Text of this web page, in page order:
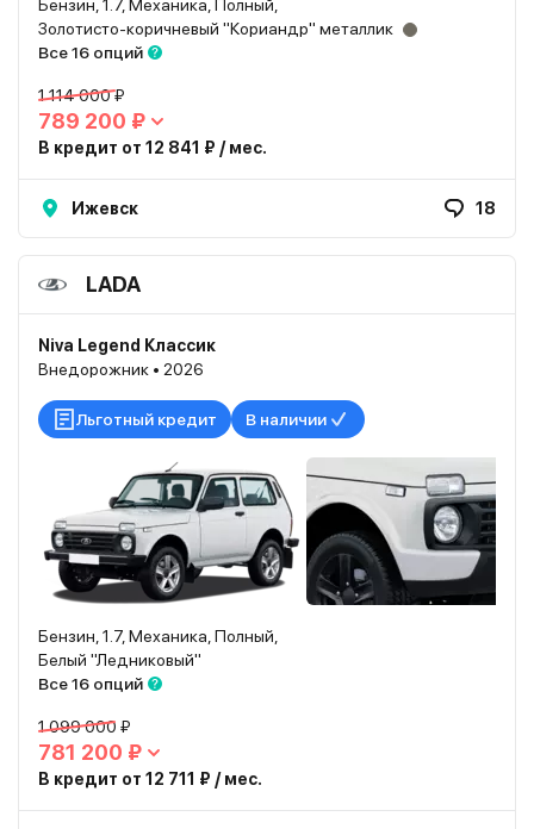
Бензин, 1.7, Механика, Полный,
Золотисто-коричневый "Кориандр" металлик
Все 16 опций
1 114 000 ₽
789 200 ₽
В кредит от 12 841 ₽ / мес.
Ижевск 18
LADA
Niva Legend Классик
Внедорожник • 2026
Льготный кредит В наличии
Бензин, 1.7, Механика, Полный,
Белый "Ледниковый"
Все 16 опций
1 099 000 ₽
781 200 ₽
В кредит от 12 711 ₽ / мес.